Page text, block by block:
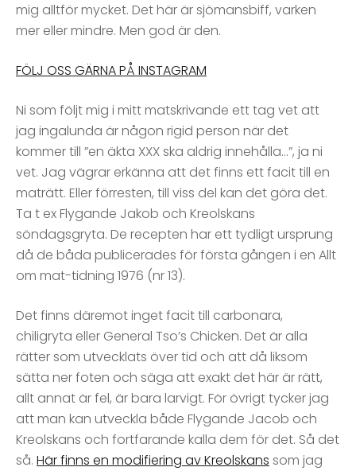
mig alltför mycket. Det här är sjömansbiff, varken
mer eller mindre. Men god är den.
FÖLJ OSS GÄRNA PÅ INSTAGRAM
Ni som följt mig i mitt matskrivande ett tag vet att
jag ingalunda är någon rigid person när det
kommer till ”en äkta XXX ska aldrig innehålla…”, ja ni
vet. Jag vägrar erkänna att det finns ett facit till en
maträtt. Eller förresten, till viss del kan det göra det.
Ta t ex Flygande Jakob och Kreolskans
söndagsgryta. De recepten har ett tydligt ursprung
då de båda publicerades för första gången i en Allt
om mat-tidning 1976 (nr 13).
Det finns däremot inget facit till carbonara,
chiligryta eller General Tso’s Chicken. Det är alla
rätter som utvecklats över tid och att då liksom
sätta ner foten och säga att exakt det här är rätt,
allt annat är fel, är bara larvigt. För övrigt tycker jag
att man kan utveckla både Flygande Jacob och
Kreolskans och fortfarande kalla dem för det. Så det
så. Här finns en modifiering av Kreolskans som jag